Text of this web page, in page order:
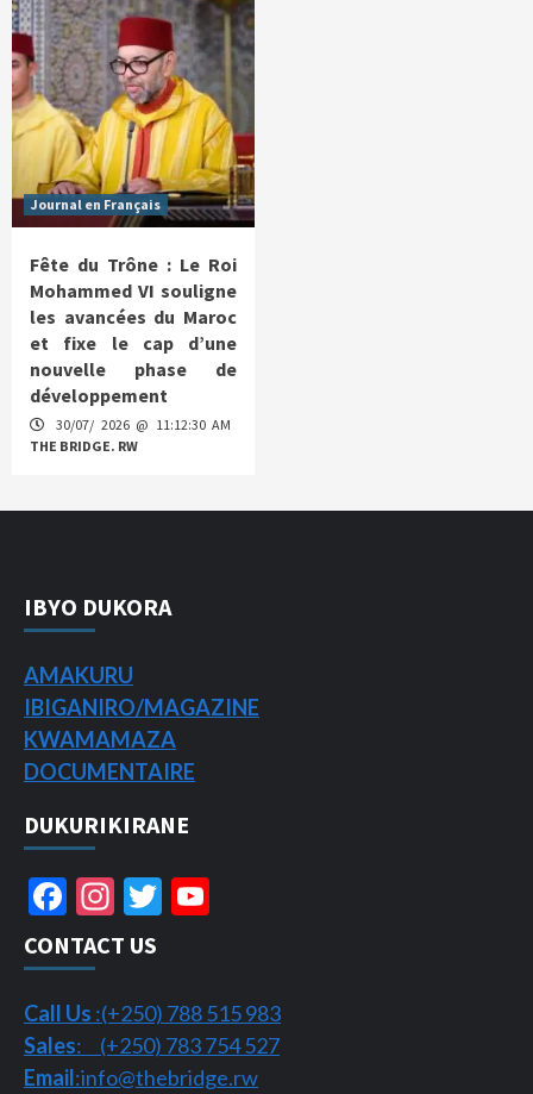
Journal en Français
Fête du Trône : Le Roi
Mohammed VI souligne
les avancées du Maroc
et fixe le cap d’une
nouvelle phase de
développement
30/07/ 2026 @ 11:12:30 AM
THE BRIDGE. RW
IBYO DUKORA
AMAKURU
IBIGANIRO/MAGAZINE
KWAMAMAZA
DOCUMENTAIRE
DUKURIKIRANE
Facebook
Instagram
Twitter
CONTACT US
Call Us :(+250) 788 515 983
Sales: (+250) 783 754 527
Email:info@thebridge.rw